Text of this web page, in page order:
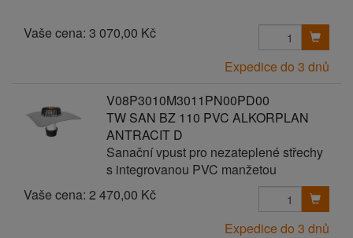
Vaše cena: 3 070,00 Kč
Expedice do 3 dnů
V08P3010M3011PN00PD00
TW SAN BZ 110 PVC ALKORPLAN
ANTRACIT D
Sanační vpust pro nezateplené střechy
s integrovanou PVC manžetou
Vaše cena: 2 470,00 Kč
Expedice do 3 dnů